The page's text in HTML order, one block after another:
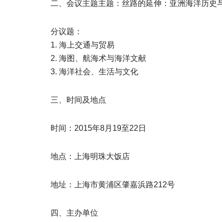
二、会议主题主题：丝路的延伸：亚洲海洋历史
分议题：
1. 海上交通与贸易
2. 海图、航海术与海洋文献
3. 海洋社会、生活与文化
三、时间及地点
时间：2015年8月19至22日
地点：上海明珠大饭店
地址：上海市黄浦区肇嘉浜路212号
四、主办单位